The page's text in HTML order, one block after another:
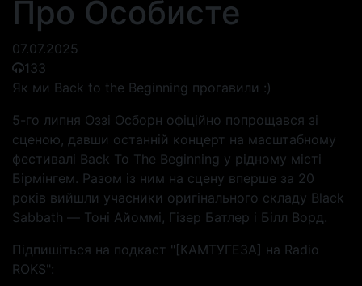
Про Особисте
07.07.2025
133
Як ми Back to the Beginning прогавили :)
5-го липня Оззі Осборн офіційно попрощався зі
сценою, давши останній концерт на масштабному
фестивалі Back To The Beginning у рідному місті
Бірмінгем. Разом із ним на сцену вперше за 20
років вийшли учасники оригінального складу Black
Sabbath — Тоні Айоммі, Гізер Батлер і Білл Ворд.
Підпишіться на подкаст "[КАМТУГЕЗА] на Radio
ROKS":